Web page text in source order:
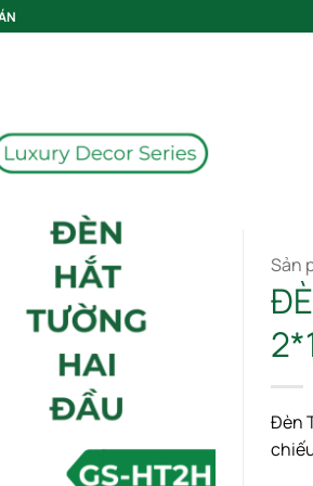
Add to wishlist
Sản
Đèn